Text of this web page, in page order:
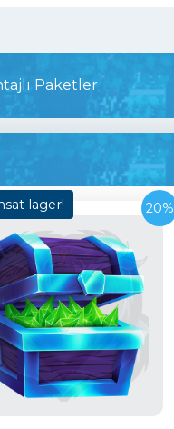
Paketler
lager! 20%